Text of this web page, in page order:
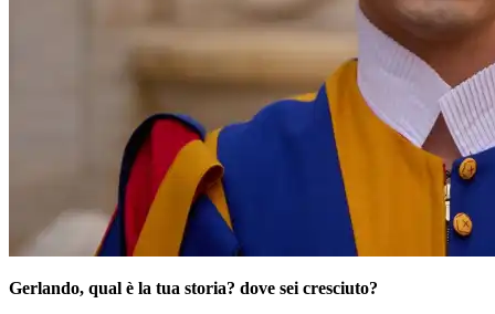
Gerlando, qual è la tua storia? dove sei cresciuto?